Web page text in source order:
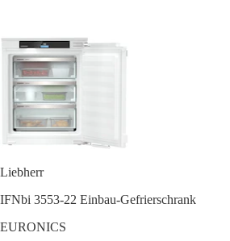
Liebherr
IFNbi 3553-22 Einbau-Gefrierschrank
EURONICS